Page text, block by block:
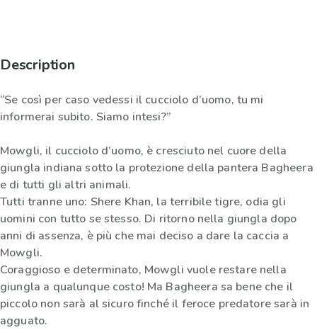
Description
“Se così per caso vedessi il cucciolo d’uomo, tu mi
informerai subito. Siamo intesi?”
Mowgli, il cucciolo d’uomo, è cresciuto nel cuore della
giungla indiana sotto la protezione della pantera Bagheera
e di tutti gli altri animali.
Tutti tranne uno: Shere Khan, la terribile tigre, odia gli
uomini con tutto se stesso. Di ritorno nella giungla dopo
anni di assenza, è più che mai deciso a dare la caccia a
Mowgli.
Coraggioso e determinato, Mowgli vuole restare nella
giungla a qualunque costo! Ma Bagheera sa bene che il
piccolo non sarà al sicuro finché il feroce predatore sarà in
agguato.